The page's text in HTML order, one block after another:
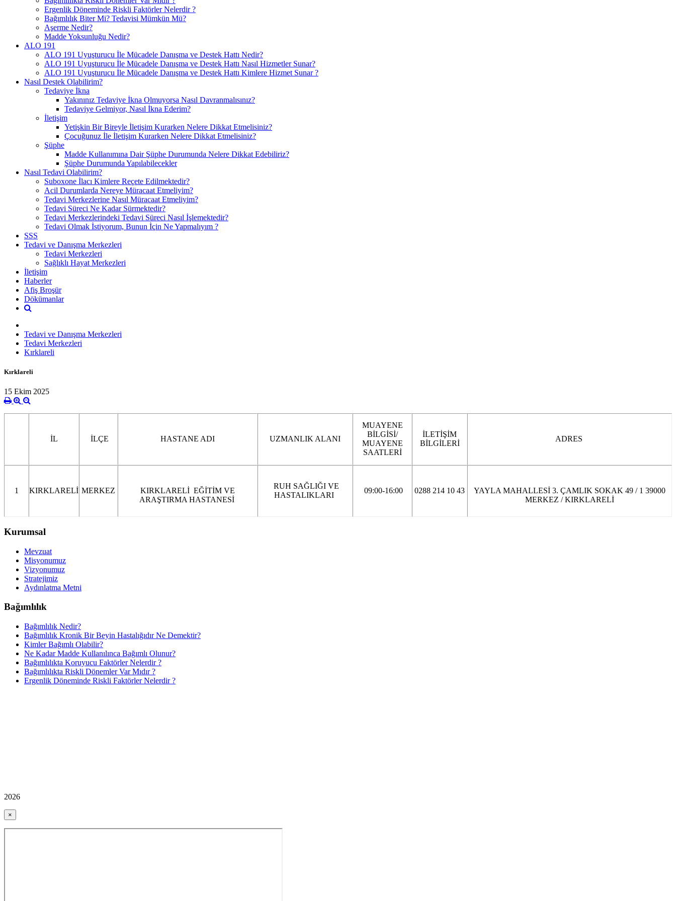
Ergenlik Döneminde Riskli Faktörler Nelerdir ?
Bağımlılık Biter Mi? Tedavisi Mümkün Mü?
Aşerme Nedir?
Madde Yoksunluğu Nedir?
ALO 191
ALO 191 Uyuşturucu İle Mücadele Danışma ve Destek Hattı Nedir?
ALO 191 Uyuşturucu İle Mücadele Danışma ve Destek Hattı Nasıl Hizmetler Sunar?
ALO 191 Uyuşturucu İle Mücadele Danışma ve Destek Hattı Kimlere Hizmet Sunar ?
Nasıl Destek Olabilirim?
Tedaviye İkna
Yakınınız Tedaviye İkna Olmuyorsa Nasıl Davranmalısınız?
Tedaviye Gelmiyor, Nasıl İkna Ederim?
İletişim
Yetişkin Bir Bireyle İletişim Kurarken Nelere Dikkat Etmelisiniz?
Çocuğunuz İle İletişim Kurarken Nelere Dikkat Etmelisiniz?
Şüphe
Madde Kullanımına Dair Şüphe Durumunda Nelere Dikkat Edebiliriz?
Şüphe Durumunda Yapılabilecekler
Nasıl Tedavi Olabilirim?
Suboxone İlacı Kimlere Reçete Edilmektedir?
Acil Durumlarda Nereye Müracaat Etmeliyim?
Tedavi Merkezlerine Nasıl Müracaat Etmeliyim?
Tedavi Süreci Ne Kadar Sürmektedir?
Tedavi Merkezlerindeki Tedavi Süreci Nasıl İşlemektedir?
Tedavi Olmak İstiyorum, Bunun İçin Ne Yapmalıyım ?
SSS
Tedavi ve Danışma Merkezleri
Tedavi Merkezleri
Sağlıklı Hayat Merkezleri
İletişim
Haberler
Afiş Broşür
Dökümanlar
Tedavi ve Danışma Merkezleri
Tedavi Merkezleri
Kırklareli
Kırklareli
15 Ekim 2025
İL İLÇE HASTANE ADI UZMANLIK ALANI
MUAYENE
BİLGİSİ/
MUAYENE
SAATLERİ
İLETİŞİM
BİLGİLERİ
ADRES
1 KIRKLARELİ MERKEZ
KIRKLARELİ EĞİTİM VE
ARAŞTIRMA HASTANESİ
RUH SAĞLIĞI VE
HASTALIKLARI
09:00-16:00 0288 214 10 43
YAYLA MAHALLESİ 3. ÇAMLIK SOKAK 49 / 1 39000
MERKEZ / KIRKLARELİ
Kurumsal
Mevzuat
Misyonumuz
Vizyonumuz
Stratejimiz
Aydınlatma Metni
Bağımlılık
Bağımlılık Nedir?
Bağımlılık Kronik Bir Beyin Hastalığıdır Ne Demektir?
Kimler Bağımlı Olabilir?
Ne Kadar Madde Kullanılınca Bağımlı Olunur?
Bağımlılıkta Koruyucu Faktörler Nelerdir ?
Bağımlılıkta Riskli Dönemler Var Mıdır ?
Ergenlik Döneminde Riskli Faktörler Nelerdir ?
2026
×